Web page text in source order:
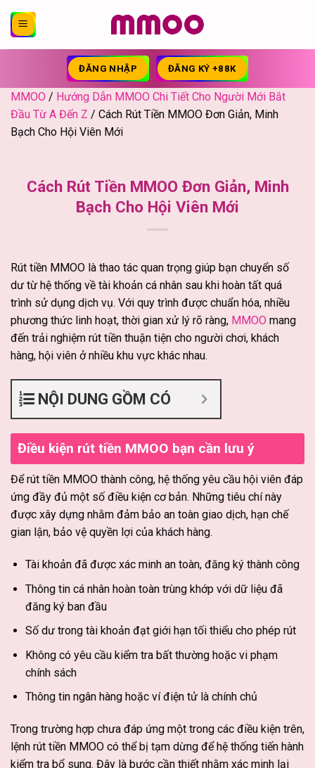
qua
ĐĂNG NHẬP ĐĂNG KÝ +88K
MMOO / Hướng Dẫn MMOO Chi Tiết Cho Người Mới Bắt
Đầu Từ A Đến Z / Cách Rút Tiền MMOO Đơn Giản, Minh
Bạch Cho Hội Viên Mới
Cách Rút Tiền MMOO Đơn Giản, Minh
Bạch Cho Hội Viên Mới
Rút tiền MMOO là thao tác quan trọng giúp bạn chuyển số
dư từ hệ thống về tài khoản cá nhân sau khi hoàn tất quá
trình sử dụng dịch vụ. Với quy trình được chuẩn hóa, nhiều
phương thức linh hoạt, thời gian xử lý rõ ràng, MMOO mang
đến trải nghiệm rút tiền thuận tiện cho người chơi, khách
hàng, hội viên ở nhiều khu vực khác nhau.
NỘI DUNG GỒM CÓ
Điều kiện rút tiền MMOO bạn cần lưu ý
Để rút tiền MMOO thành công, hệ thống yêu cầu hội viên đáp
ứng đầy đủ một số điều kiện cơ bản. Những tiêu chí này
được xây dựng nhằm đảm bảo an toàn giao dịch, hạn chế
gian lận, bảo vệ quyền lợi của khách hàng.
Tài khoản đã được xác minh an toàn, đăng ký thành công
Thông tin cá nhân hoàn toàn trùng khớp với dữ liệu đã
đăng ký ban đầu
Số dư trong tài khoản đạt giới hạn tối thiểu cho phép rút
Không có yêu cầu kiểm tra bất thường hoặc vi phạm
chính sách
Thông tin ngân hàng hoặc ví điện tử là chính chủ
Trong trường hợp chưa đáp ứng một trong các điều kiện trên,
lệnh rút tiền MMOO có thể bị tạm dừng để hệ thống tiến hành
kiểm tra bổ sung. Đây là bước cần thiết nhằm xác minh lại